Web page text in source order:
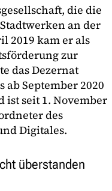
die die
an der
2019 kam er als
zur
das Dezernat
September 2020
ist seit 1. November
des
Digitales.
überstanden